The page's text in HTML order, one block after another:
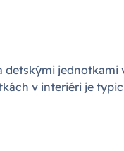
jednotkami
v interiéri je